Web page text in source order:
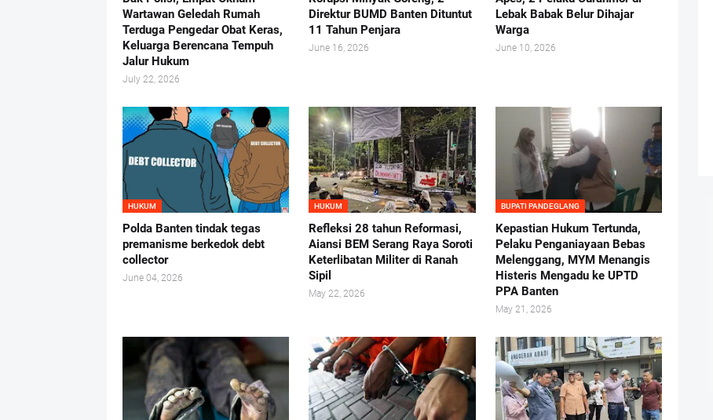
Wartawan Geledah Rumah
Terduga Pengedar Obat Keras,
Keluarga Berencana Tempuh
Jalur Hukum
July 22, 2026
Direktur BUMD Banten Dituntut
11 Tahun Penjara
June 16, 2026
Lebak Babak Belur Dihajar
Warga
June 10, 2026
HUKUM
Polda Banten tindak tegas
premanisme berkedok debt
collector
June 04, 2026
HUKUM
Refleksi 28 tahun Reformasi,
Aiansi BEM Serang Raya Soroti
Keterlibatan Militer di Ranah
Sipil
May 22, 2026
BUPATI PANDEGLANG
Kepastian Hukum Tertunda,
Pelaku Penganiayaan Bebas
Melenggang, MYM Menangis
Histeris Mengadu ke UPTD
PPA Banten
May 21, 2026